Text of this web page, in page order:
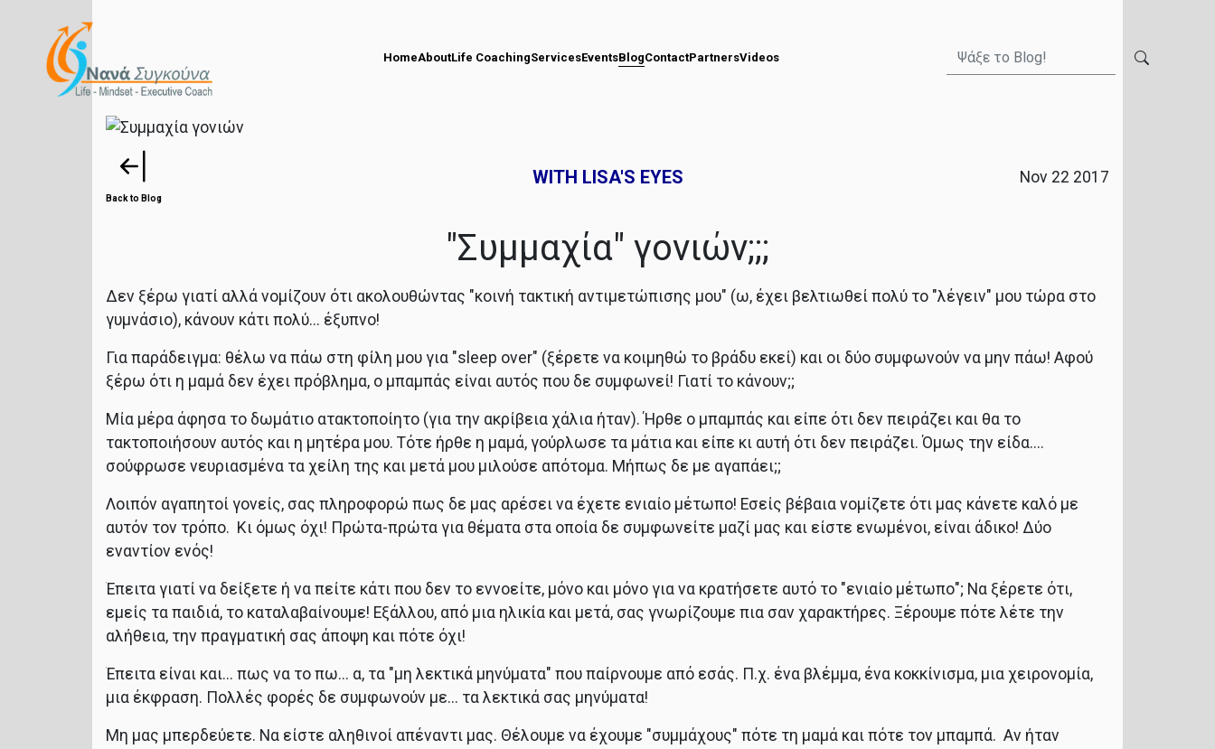
HomeAboutLife CoachingServicesEventsBlogContactPartnersVideos
Back to Blog
WITH LISA'S EYES Nov 22 2017
"Συμμαχία" γονιών;;;
Δεν ξέρω γιατί αλλά νομίζουν ότι ακολουθώντας "κοινή τακτική αντιμετώπισης μου" (ω, έχει βελτιωθεί πολύ το "λέγειν" μου τώρα στο
γυμνάσιο), κάνουν κάτι πολύ... έξυπνο!
Για παράδειγμα: θέλω να πάω στη φίλη μου για "sleep over" (ξέρετε να κοιμηθώ το βράδυ εκεί) και οι δύο συμφωνούν να μην πάω! Αφού
ξέρω ότι η μαμά δεν έχει πρόβλημα, ο μπαμπάς είναι αυτός που δε συμφωνεί! Γιατί το κάνουν;;
Μία μέρα άφησα το δωμάτιο ατακτοποίητο (για την ακρίβεια χάλια ήταν). Ήρθε ο μπαμπάς και είπε ότι δεν πειράζει και θα το
τακτοποιήσουν αυτός και η μητέρα μου. Τότε ήρθε η μαμά, γούρλωσε τα μάτια και είπε κι αυτή ότι δεν πειράζει. Όμως την είδα....
σούφρωσε νευριασμένα τα χείλη της και μετά μου μιλούσε απότομα. Μήπως δε με αγαπάει;;
Λοιπόν αγαπητοί γονείς, σας πληροφορώ πως δε μας αρέσει να έχετε ενιαίο μέτωπο! Εσείς βέβαια νομίζετε ότι μας κάνετε καλό με
αυτόν τον τρόπο. Κι όμως όχι! Πρώτα-πρώτα για θέματα στα οποία δε συμφωνείτε μαζί μας και είστε ενωμένοι, είναι άδικο! Δύο
εναντίον ενός!
Έπειτα γιατί να δείξετε ή να πείτε κάτι που δεν το εννοείτε, μόνο και μόνο για να κρατήσετε αυτό το "ενιαίο μέτωπο"; Να ξέρετε ότι,
εμείς τα παιδιά, το καταλαβαίνουμε! Εξάλλου, από μια ηλικία και μετά, σας γνωρίζουμε πια σαν χαρακτήρες. Ξέρουμε πότε λέτε την
αλήθεια, την πραγματική σας άποψη και πότε όχι!
Έπειτα είναι και... πως να το πω... α, τα "μη λεκτικά μηνύματα" που παίρνουμε από εσάς. Π.χ. ένα βλέμμα, ένα κοκκίνισμα, μια χειρονομία,
μια έκφραση. Πολλές φορές δε συμφωνούν με... τα λεκτικά σας μηνύματα!
Μη μας μπερδεύετε. Να είστε αληθινοί απέναντι μας. Θέλουμε να έχουμε "συμμάχους" πότε τη μαμά και πότε τον μπαμπά. Αν ήταν